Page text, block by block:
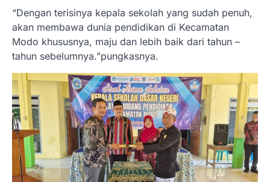
“Dengan terisinya kepala sekolah yang sudah penuh,
akan membawa dunia pendidikan di Kecamatan
Modo khususnya, maju dan lebih baik dari tahun –
tahun sebelumnya.”pungkasnya.